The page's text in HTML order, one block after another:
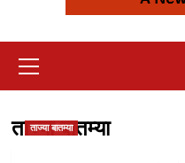
Menu
ताज्या बातम्या
ताज्या बातम्या